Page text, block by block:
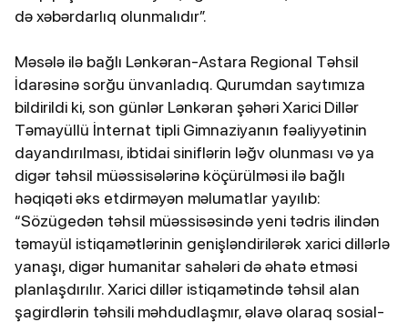
də xəbərdarlıq olunmalıdır”.
Məsələ ilə bağlı Lənkəran-Astara Regional Təhsil
İdarəsinə sorğu ünvanladıq. Qurumdan saytımıza
bildirildi ki, son günlər Lənkəran şəhəri Xarici Dillər
Təmayüllü İnternat tipli Gimnaziyanın fəaliyyətinin
dayandırılması, ibtidai siniflərin ləğv olunması və ya
digər təhsil müəssisələrinə köçürülməsi ilə bağlı
həqiqəti əks etdirməyən məlumatlar yayılıb:
“Sözügedən təhsil müəssisəsində yeni tədris ilindən
təmayül istiqamətlərinin genişləndirilərək xarici dillərlə
yanaşı, digər humanitar sahələri də əhatə etməsi
planlaşdırılır. Xarici dillər istiqamətində təhsil alan
şagirdlərin təhsili məhdudlaşmır, əlavə olaraq sosial-